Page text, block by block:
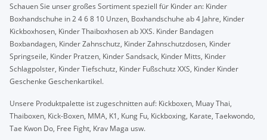
Schauen Sie unser großes Sortiment speziell für Kinder an: Kinder
Boxhandschuhe in 2 4 6 8 10 Unzen, Boxhandschuhe ab 4 Jahre, Kinder
Kickboxhosen, Kinder Thaiboxhosen ab XXS. Kinder Bandagen
Boxbandagen, Kinder Zahnschutz, Kinder Zahnschutzdosen, Kinder
Springseile, Kinder Pratzen, Kinder Sandsack, Kinder Mitts, Kinder
Schlagpolster, Kinder Tiefschutz, Kinder Fußschutz XXS, Kinder Kinder
Geschenke Geschenkartikel.
Unsere Produktpalette ist zugeschnitten auf: Kickboxen, Muay Thai,
Thaiboxen, Kick-Boxen, MMA, K1, Kung Fu, Kickboxing, Karate, Taekwondo,
Tae Kwon Do, Free Fight, Krav Maga usw.